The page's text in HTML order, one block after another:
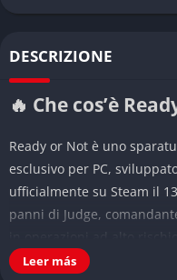
DESCRIZIONE
🔥 Che cos’è
Ready or Not è uno
esclusivo per PC,
ufficialmente su Steam il
panni di Judge,
Suenos, dove criminalità e
Leer más